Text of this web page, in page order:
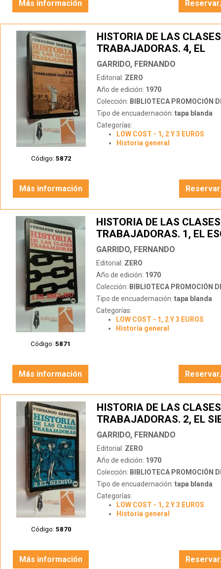
Más información
Código: 5872
HISTORIA DE LAS CLASES
TRABAJADORAS. 4, EL
TRABAJADOR ASOCIADO.
GARRIDO, FERNANDO
Editorial: ZERO
Año de edición: 1970
Colección: BIBLIOTECA PROMOCIÓN
Tipo de encuadernación: tapa blanda
Categorías:
LOW COST - 1, 2 Y 3 EUROS
Historia general
Más información
Código: 5871
HISTORIA DE LAS CLASES
TRABAJADORAS. 1, EL
GARRIDO, FERNANDO
Editorial: ZERO
Año de edición: 1970
Colección: BIBLIOTECA PROMOCIÓN
Tipo de encuadernación: tapa blanda
Categorías:
LOW COST - 1, 2 Y 3 EUROS
Historia general
Más información
Código: 5870
HISTORIA DE LAS CLASES
TRABAJADORAS. 2, EL
GARRIDO, FERNANDO
Editorial: ZERO
Año de edición: 1970
Colección: BIBLIOTECA PROMOCIÓN
Tipo de encuadernación: tapa blanda
Categorías:
LOW COST - 1, 2 Y 3 EUROS
Historia general
Más información